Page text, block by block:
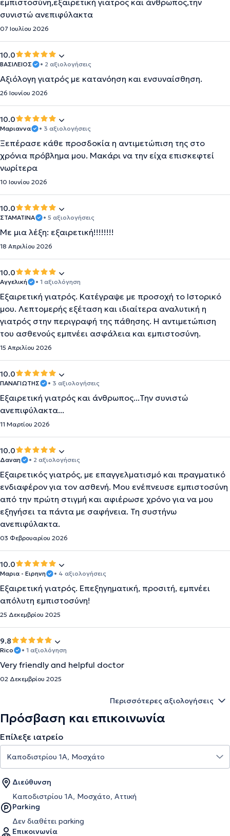
εμπιστοσύνη,εξαιρετική γιατρος και άνθρωπος,την
συνιστώ ανεπιφύλακτα
07 Ιουλίου 2026
10.0
ΒΑΣΙΛΕΙΟΣ • 2 αξιολογήσεις
Αξιόλογη γιατρός με κατανόηση και ενσυναίσθηση.
26 Ιουνίου 2026
10.0
Μαριαννα • 3 αξιολογήσεις
Ξεπέρασε κάθε προσδοκία η αντιμετώπιση της στο
χρόνια πρόβλημα μου. Μακάρι να την είχα επισκεφτεί
νωρίτερα
10 Ιουνίου 2026
10.0
ΣΤΑΜΑΤΙΝΑ • 5 αξιολογήσεις
Με μια λέξη: εξαιρετική!!!!!!!!
18 Απριλίου 2026
10.0
Αγγελική • 1 αξιολόγηση
Εξαιρετική γιατρός. Κατέγραψε με προσοχή το Ιστορικό
μου. Λεπτομερής εξέταση και ιδιαίτερα αναλυτική η
γιατρός στην περιγραφή της πάθησης. Η αντιμετώπιση
του ασθενούς εμπνέει ασφάλεια και εμπιστοσύνη.
15 Απριλίου 2026
10.0
ΠΑΝΑΓΙΩΤΗΣ • 3 αξιολογήσεις
Εξαιρετική γιατρός και άνθρωπος...Την συνιστώ
ανεπιφύλακτα...
11 Μαρτίου 2026
10.0
Δαναη • 2 αξιολογήσεις
Εξαιρετικός γιατρός, με επαγγελματισμό και πραγματικό
ενδιαφέρον για τον ασθενή. Μου ενέπνευσε εμπιστοσύνη
από την πρώτη στιγμή και αφιέρωσε χρόνο για να μου
εξηγήσει τα πάντα με σαφήνεια. Τη συστήνω
ανεπιφύλακτα.
03 Φεβρουαρίου 2026
10.0
Μαρια - Ειρηνη • 4 αξιολογήσεις
Εξαιρετική γιατρός. Επεξηγηματική, προσιτή, εμπνέει
απόλυτη εμπιστοσύνη!
25 Δεκεμβρίου 2025
9.8
Rico • 1 αξιολόγηση
Very friendly and helpful doctor
02 Δεκεμβρίου 2025
Περισσότερες αξιολογήσεις
Πρόσβαση και επικοινωνία
Επίλεξε ιατρείο
Διεύθυνση
Καποδιστρίου 1Α, Μοσχάτο, Αττική
Parking
Δεν διαθέτει parking
Επικοινωνία